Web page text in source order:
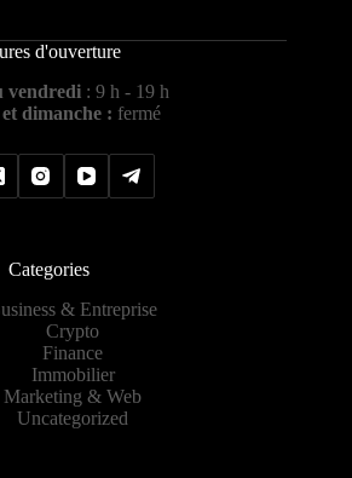
d'ouverture
vendredi : 9 h - 19 h
dimanche : fermé
Categories
& Entreprise
Crypto
Finance
Immobilier
Marketing & Web
Uncategorized